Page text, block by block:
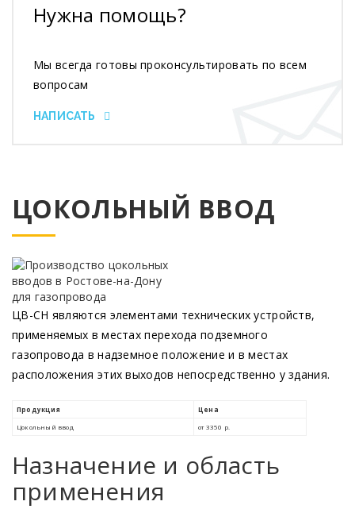
Нужна помощь?
Мы всегда готовы проконсультировать по всем
вопросам
НАПИСАТЬ
ЦОКОЛЬНЫЙ ВВОД
ЦВ-СН являются элементами технических устройств,
применяемых в местах перехода подземного
газопровода в надземное положение и в местах
расположения этих выходов непосредственно у здания.
Назначение и область
применения